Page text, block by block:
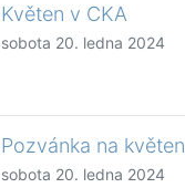
Květen v CKA
sobota 20. ledna 2024
Pozvánka na květen
sobota 20. ledna 2024